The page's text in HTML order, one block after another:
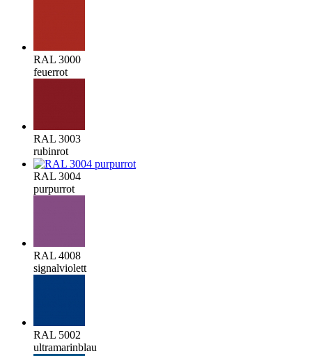
RAL 3000
feuerrot
RAL 3003
rubinrot
RAL 3004
purpurrot
RAL 4008
signalviolett
RAL 5002
ultramarinblau